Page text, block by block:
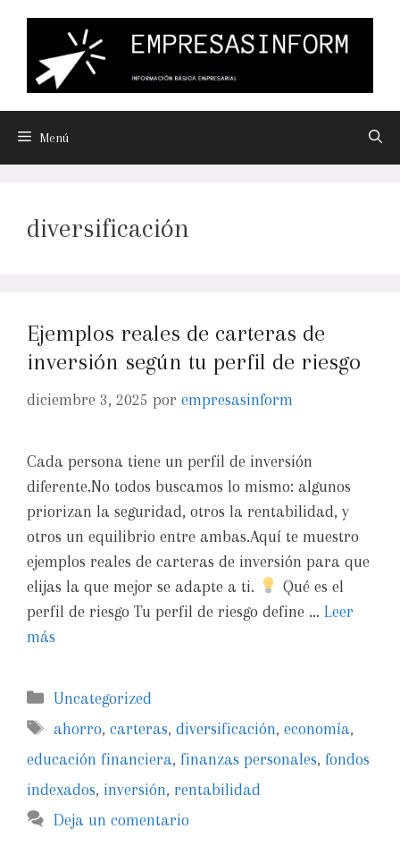
Menú
diversificación
Ejemplos reales de carteras de
inversión según tu perfil de riesgo
diciembre 3, 2025 por empresasinform
Cada persona tiene un perfil de inversión
diferente.No todos buscamos lo mismo: algunos
priorizan la seguridad, otros la rentabilidad, y
otros un equilibrio entre ambas.Aquí te muestro
ejemplos reales de carteras de inversión para que
elijas la que mejor se adapte a ti.
Qué es el
perfil de riesgo Tu perfil de riesgo define … Leer
más
Uncategorized
ahorro,carteras,diversificación,economía,
educación financiera, finanzas personales, fondos
indexados, inversión, rentabilidad
Deja un comentario